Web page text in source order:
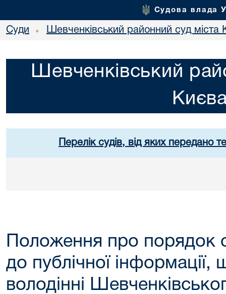
Судова влада
Суди • Шевченківський районний суд міста
Шевченківський
Перелік судів, від яких передано
Положення про порядок
до публічної
володінні